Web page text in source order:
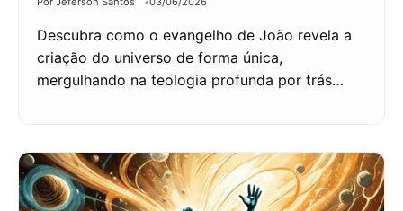
Descubra como o evangelho de João revela a
criação do universo de forma única,
mergulhando na teologia profunda por trás…